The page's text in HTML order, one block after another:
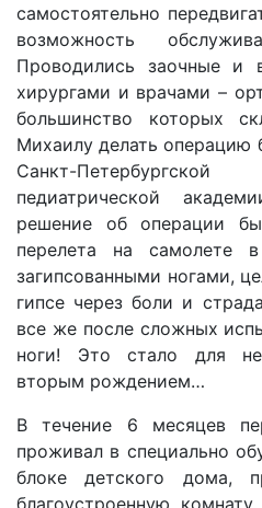
самостоятельно
возможность
Проводились заочные и
хирургами и врачами –
большинство которых
Михаилу делать операцию
Санкт-
педиатрической
решение об операции
перелета на самолете
загипсованными ногами,
гипсе через боли и
все же после сложных
ноги! Это стало для
вторым рождением…
В течение 6 месяцев
проживал в специально
блоке детского дома,